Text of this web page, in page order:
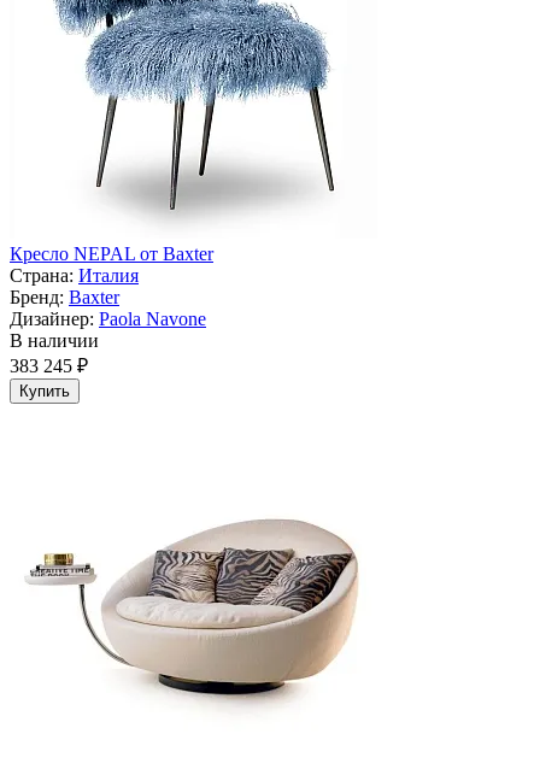
Кресло NEPAL от Baxter
Страна: Италия
Бренд: Baxter
Дизайнер: Paola Navone
В наличии
383 245 ₽
Купить